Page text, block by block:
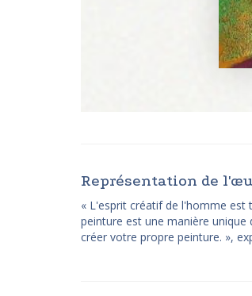
Représentation de
« L'esprit créatif de l'homme est
peinture est une manière
créer votre propre peinture. »,